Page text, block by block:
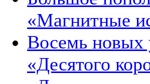
«Магнитные
Восемь новых
«Десятого